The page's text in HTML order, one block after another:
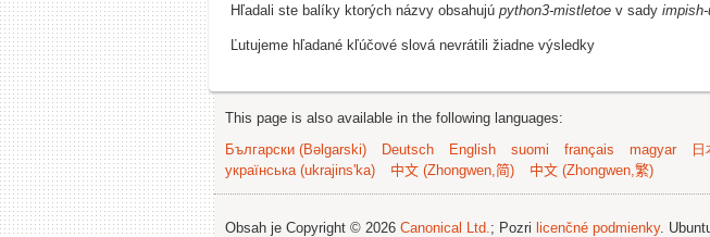
Hľadali ste balíky ktorých názvy obsahujú python3-mistletoe v sady
Ľutujeme hľadané kľúčové slová nevrátili žiadne výsledky
This page is also available in the following languages:
Български (Bəlgarski)
Deutsch English suomi français magyar
українська (ukrajins'ka)
中文 (Zhongwen,简) 中文 (Zhongwen,繁)
Obsah je Copyright © 2026 Canonical Ltd.; Pozri licenčné podmienky.